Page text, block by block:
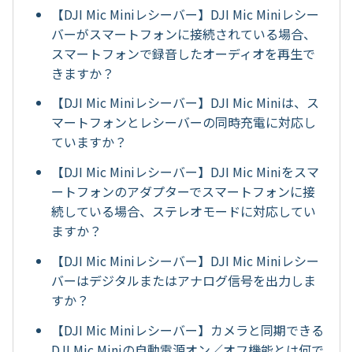
【DJI Mic Miniレシーバー】DJI Mic Miniレシー
バーがスマートフォンに接続されている場合、
スマートフォンで録音したオーディオを再生で
きますか？
【DJI Mic Miniレシーバー】DJI Mic Miniは、ス
マートフォンとレシーバーの同時充電に対応し
ていますか？
【DJI Mic Miniレシーバー】DJI Mic Miniをスマ
ートフォンのアダプターでスマートフォンに接
続している場合、ステレオモードに対応してい
ますか？
【DJI Mic Miniレシーバー】DJI Mic Miniレシー
バーはデジタルまたはアナログ信号を出力しま
すか？
【DJI Mic Miniレシーバー】カメラと同期できる